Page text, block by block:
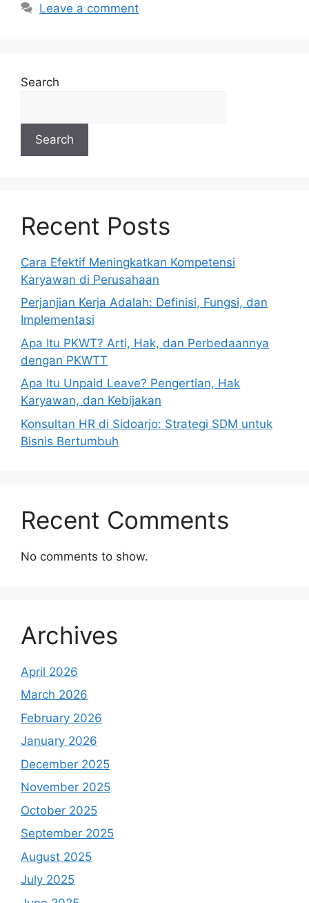
Leave a comment
Search
Search
Recent Posts
Cara Efektif Meningkatkan Kompetensi
Karyawan di Perusahaan
Perjanjian Kerja Adalah: Definisi, Fungsi, dan
Implementasi
Apa Itu PKWT? Arti, Hak, dan Perbedaannya
dengan PKWTT
Apa Itu Unpaid Leave? Pengertian, Hak
Karyawan, dan Kebijakan
Konsultan HR di Sidoarjo: Strategi SDM untuk
Bisnis Bertumbuh
Recent Comments
No comments to show.
Archives
April 2026
March 2026
February 2026
January 2026
December 2025
November 2025
October 2025
September 2025
August 2025
July 2025